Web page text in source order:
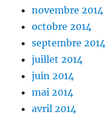
novembre 2014
octobre 2014
septembre 2014
juillet 2014
juin 2014
mai 2014
avril 2014